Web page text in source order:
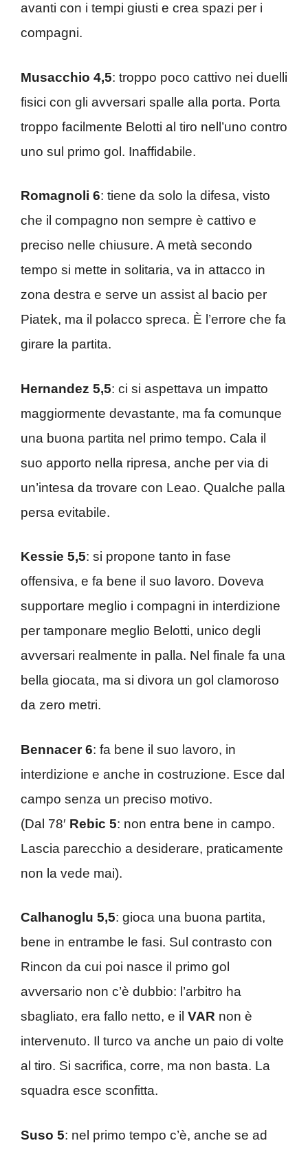
avanti con i tempi giusti e crea spazi per i
compagni.
Musacchio 4,5: troppo poco cattivo nei duelli
fisici con gli avversari spalle alla porta. Porta
troppo facilmente Belotti al tiro nell’uno contro
uno sul primo gol. Inaffidabile.
Romagnoli 6: tiene da solo la difesa, visto
che il compagno non sempre è cattivo e
preciso nelle chiusure. A metà secondo
tempo si mette in solitaria, va in attacco in
zona destra e serve un assist al bacio per
Piatek, ma il polacco spreca. È l’errore che fa
girare la partita.
Hernandez 5,5: ci si aspettava un impatto
maggiormente devastante, ma fa comunque
una buona partita nel primo tempo. Cala il
suo apporto nella ripresa, anche per via di
un’intesa da trovare con Leao. Qualche palla
persa evitabile.
Kessie 5,5: si propone tanto in fase
offensiva, e fa bene il suo lavoro. Doveva
supportare meglio i compagni in interdizione
per tamponare meglio Belotti, unico degli
avversari realmente in palla. Nel finale fa una
bella giocata, ma si divora un gol clamoroso
da zero metri.
Bennacer 6: fa bene il suo lavoro, in
interdizione e anche in costruzione. Esce dal
campo senza un preciso motivo.
(Dal 78′ Rebic 5: non entra bene in campo.
Lascia parecchio a desiderare, praticamente
non la vede mai).
Calhanoglu 5,5: gioca una buona partita,
bene in entrambe le fasi. Sul contrasto con
Rincon da cui poi nasce il primo gol
avversario non c’è dubbio: l’arbitro ha
sbagliato, era fallo netto, e il VAR non è
intervenuto. Il turco va anche un paio di volte
al tiro. Si sacrifica, corre, ma non basta. La
squadra esce sconfitta.
Suso 5: nel primo tempo c’è, anche se ad